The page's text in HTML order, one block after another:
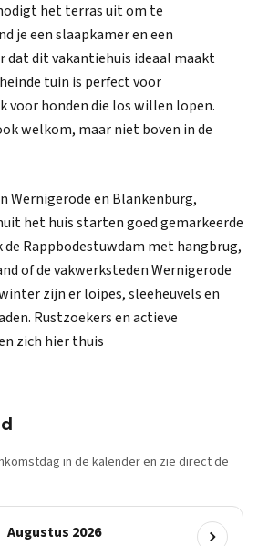
het terras uit om te
je een slaapkamer en een
dat dit vakantiehuis ideaal maakt
tuin is perfect voor
voor honden die los willen lopen.
welkom, maar niet boven in de
Wernigerode en Blankenburg,
het huis starten goed gemarkeerde
Rappbodestuwdam met hangbrug,
of de vakwerksteden Wernigerode
zijn er loipes, sleeheuvels en
Rustzoekers en actieve
zich hier thuis
in de kalender en zie direct de
Augustus 2026